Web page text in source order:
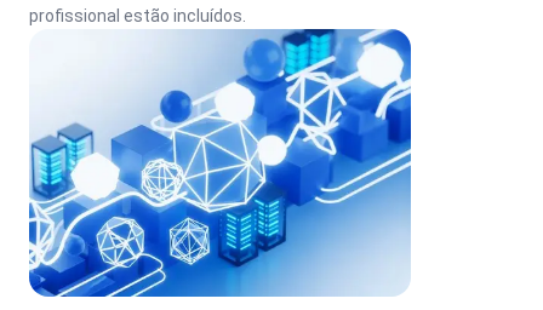
profissional estão incluídos.